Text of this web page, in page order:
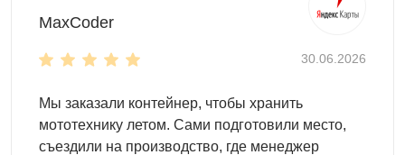
каждый из этих наборов помещается в 4 м² при
стены, настенные держатели, потолочные крепления
чаще всего обусловлен не столько бюджетом, сколько
реальными ограничениями участка: свободное пятно
2,5×2,5 м у забора, угол двора, торец гаража — места,
MaxCoder
30.06.2026
Мы заказали контейнер, чтобы хранить
мототехнику летом. Сами подготовили место,
съездили на производство, где менеджер